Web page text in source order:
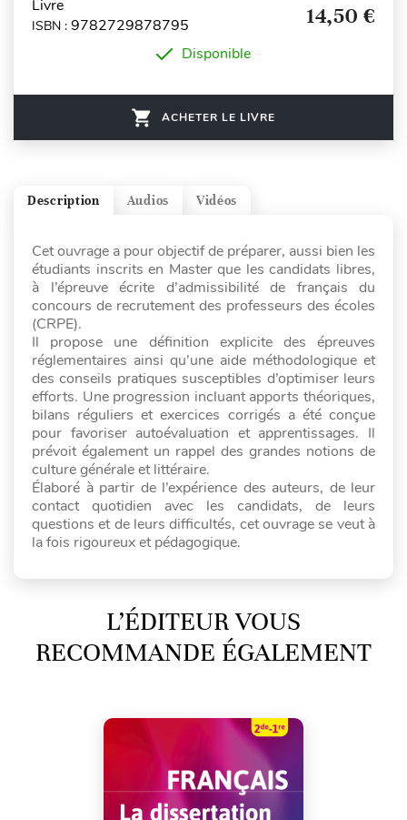
Livre
ISBN : 9782729878795 14,50 €
Disponible
ACHETER LE LIVRE
Vidéos
Audios
Description
Cet ouvrage a pour objectif de préparer, aussi bien les
étudiants inscrits en Master que les candidats libres,
à l’épreuve écrite d’admissibilité de français du
concours de recrutement des professeurs des écoles
(CRPE).
Il propose une définition explicite des épreuves
réglementaires ainsi qu’une aide méthodologique et
des conseils pratiques susceptibles d’optimiser leurs
efforts. Une progression incluant apports théoriques,
bilans réguliers et exercices corrigés a été conçue
pour favoriser autoévaluation et apprentissages. Il
prévoit également un rappel des grandes notions de
culture générale et littéraire.
Élaboré à partir de l’expérience des auteurs, de leur
contact quotidien avec les candidats, de leurs
questions et de leurs difficultés, cet ouvrage se veut à
la fois rigoureux et pédagogique.
L’ÉDITEUR VOUS
RECOMMANDE ÉGALEMENT